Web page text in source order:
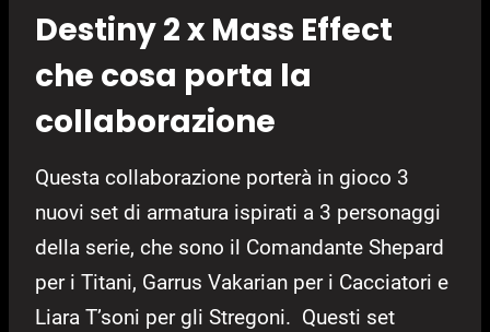
Destiny 2 x Mass Effect
che cosa porta la
collaborazione
Questa collaborazione porterà in gioco 3
nuovi set di armatura ispirati a 3 personaggi
della serie, che sono il Comandante Shepard
per i Titani, Garrus Vakarian per i Cacciatori e
Liara T’soni per gli Stregoni. Questi set